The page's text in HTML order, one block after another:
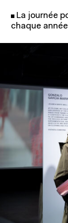
La journée
chaque